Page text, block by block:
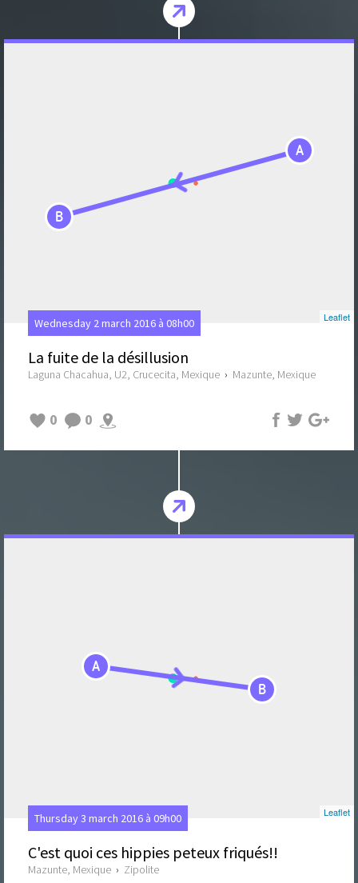
A
B
Leaflet
Wednesday 2 march 2016 à 08h00
La fuite de la désillusion
Laguna Chacahua, U2, Crucecita, Mexique › Mazunte, Mexique
0 0
A
B
Leaflet
Thursday 3 march 2016 à 09h00
C'est quoi ces hippies peteux friqués!!
Mazunte, Mexique › Zipolite